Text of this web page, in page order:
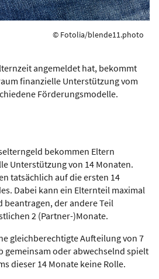
© Fotolia/blende11.photo
angemeldet hat, bekommt
finanzielle Unterstützung vom
Förderungsmodelle.
bekommen Eltern
Unterstützung von 14 Monaten.
tatsächlich auf die ersten 14
Dabei kann ein Elternteil maximal
beantragen, der andere Teil
2 (Partner-)Monate.
gleichberechtigte Aufteilung von 7
gemeinsam oder abwechselnd spielt
dieser 14 Monate keine Rolle.